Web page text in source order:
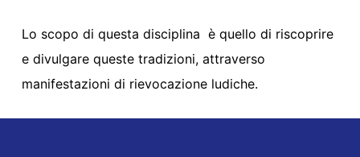
Lo scopo di questa disciplina è quello di riscoprire
e divulgare queste tradizioni, attraverso
manifestazioni di rievocazione ludiche.